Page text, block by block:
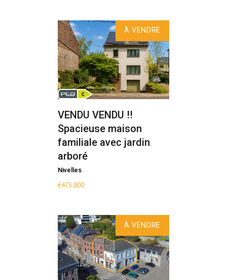
À VENDRE
VENDU VENDU !!
Spacieuse maison
familiale avec jardin
arboré
Nivelles
€475.000
À VENDRE